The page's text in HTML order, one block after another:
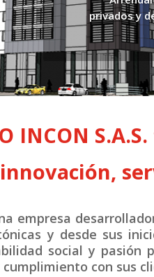
privados y
INCON
innovación,
empresa
y desde sus
social y pasión
cumplimiento con sus